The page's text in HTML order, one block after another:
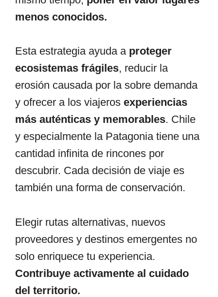
menos conocidos.
Esta estrategia ayuda a proteger
ecosistemas frágiles, reducir la
erosión causada por la sobre demanda
y ofrecer a los viajerosexperiencias
más auténticas y memorables. Chile
y especialmente la Patagonia tiene una
cantidad infinita de rincones por
descubrir. Cada decisión de viaje es
también una forma de conservación.
Elegir rutas alternativas, nuevos
proveedores y destinos emergentes no
solo enriquece tu experiencia.
Contribuye activamente al cuidado
del territorio.